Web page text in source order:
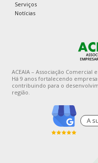
Serviços
Notícias
ACEAIA – Associação Comercial
Há 9 anos fortalecendo
contribuindo para o
região.
A